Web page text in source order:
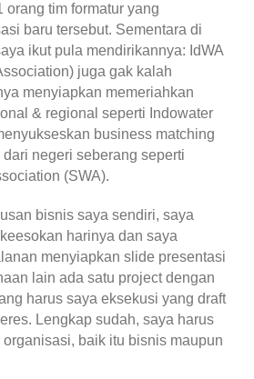
orang tim formatur yang
baru tersebut. Sementara di
ikut pula mendirikannya: IdWA
juga gak kalah
menyiapkan memeriahkan
& regional seperti Indowater
business matching
negeri seberang seperti
(SWA).
bisnis saya sendiri, saya
harinya dan saya
menyiapkan slide presentasi
lain ada satu project dengan
harus saya eksekusi yang draft
Lengkap sudah, saya harus
baik itu bisnis maupun